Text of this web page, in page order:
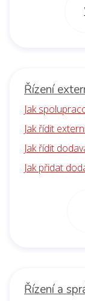
Řízení
Jak
Jak řídit
Jak řídit
Jak přidat
Řízení a